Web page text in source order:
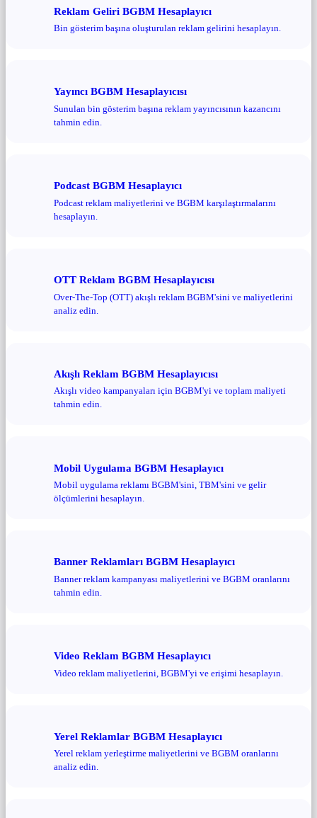
Reklam Geliri BGBM Hesaplayıcı
Bin gösterim başına oluşturulan reklam gelirini hesaplayın.
Yayıncı BGBM Hesaplayıcısı
Sunulan bin gösterim başına reklam yayıncısının kazancını
tahmin edin.
Podcast BGBM Hesaplayıcı
Podcast reklam maliyetlerini ve BGBM karşılaştırmalarını
hesaplayın.
OTT Reklam BGBM Hesaplayıcısı
Over-The-Top (OTT) akışlı reklam BGBM'sini ve maliyetlerini
analiz edin.
Akışlı Reklam BGBM Hesaplayıcısı
Akışlı video kampanyaları için BGBM'yi ve toplam maliyeti
tahmin edin.
Mobil Uygulama BGBM Hesaplayıcı
Mobil uygulama reklamı BGBM'sini, TBM'sini ve gelir
ölçümlerini hesaplayın.
Banner Reklamları BGBM Hesaplayıcı
Banner reklam kampanyası maliyetlerini ve BGBM oranlarını
tahmin edin.
Video Reklam BGBM Hesaplayıcı
Video reklam maliyetlerini, BGBM'yi ve erişimi hesaplayın.
Yerel Reklamlar BGBM Hesaplayıcı
Yerel reklam yerleştirme maliyetlerini ve BGBM oranlarını
analiz edin.